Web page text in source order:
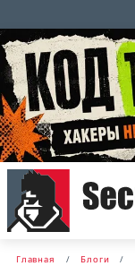
Главная Блоги